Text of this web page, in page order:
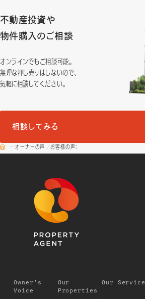
不動産投資や
物件購入のご相談
オンラインでもご相談可能。
無理な押し売りはしないので、
気軽に相談してください。
相談してみる
オーナーの声 お客様の声：
Owner's
Voice
Our
Properties
Our Service